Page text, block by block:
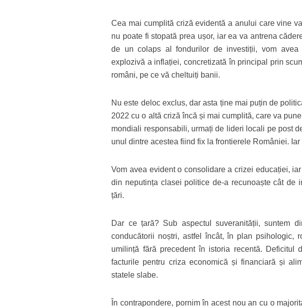
Cea mai cumplită criză evidentă a anului care vine
nu poate fi stopată prea ușor, iar ea va antrena
de un colaps al fondurilor de investiții, vom
explozivă a inflației, concretizată în principal prin
români, pe ce vă cheltuiți banii.
Nu este deloc exclus, dar asta ține mai puțin de
2022 cu o altă criză încă și mai cumplită, care va
mondiali responsabili, urmați de lideri locali pe post
unul dintre acestea fiind fix la frontierele României.
Vom avea evident o consolidare a crizei educației,
din neputința clasei politice de-a recunoaște cât de
țări.
Dar ce țară? Sub aspectul suveranității, suntem
conducătorii noștri, astfel încât, în plan psihologic,
umilință fără precedent în istoria recentă. Deficitul
facturile pentru criza economică și financiară și
statele slabe.
În contrapondere, pornim în acest nou an cu o